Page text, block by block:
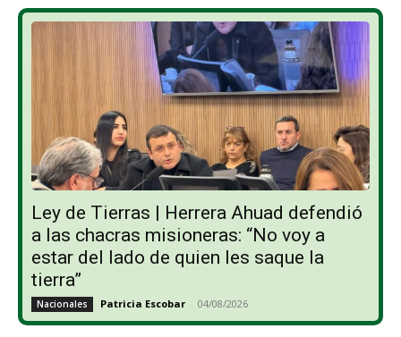
Ley de Tierras | Herrera Ahuad defendió
a las chacras misioneras: “No voy a
estar del lado de quien les saque la
tierra”
Nacionales Patricia Escobar - 04/08/2026